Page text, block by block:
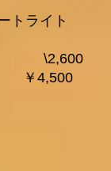
トライト
\2,600
4,500